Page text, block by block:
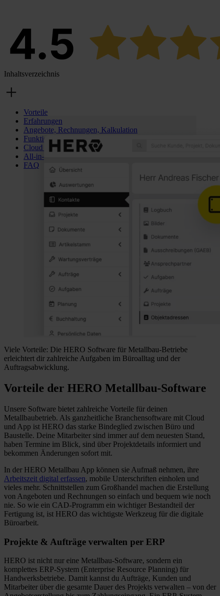
Inhaltsverzeichnis
Vorteile
Erfahrungen
Angebote, Rechnungen, Kalkulation
Funktionen
Cloud & App
All-in-One-Software
FAQ
Viele Vorteile: Die HERO Software für Metallbau-Betriebe
erleichtert dir zahlreiche Aufgaben im Büroalltag und der
Auftragsabwicklung.
Vorteile der HERO Metallbau-Software
Unsere Software bietet zahlreiche Vorteile für deinen
Metallbaubetrieb. Als ganzheitliche Branchensoftware mit Cloud
und App ist HERO das starke Bindeglied zwischen Büro und
Baustelle. Deine Mitarbeiter sind immer auf dem neuesten Stand,
haben Termine im Blick, sind über Projektdetails informiert und
bekommen Änderungen sofort mit.
In der HERO Metallbau App können sie Aufmaß nehmen, ihre
Arbeitszeit digital erfassen, mobile Unterschriften einholen und
vieles mehr. Schnittstellen zum Großhandel machen die Erstellung
von Angeboten und Rechnungen so einfach und bequem wie noch
nie. So wie ein CAD-Programm ein wichtiger Bestandteil der
Fertigung ist, ist HERO das wichtigste Werkzeug für die digitale
Büroarbeit.
Projekte & Aufträge verwalten per ERP
HERO ist nicht nur eine Metallbau-Software, sondern ein
komplettes ERP-System (Enterprise Resource Planning) für
Handwerksbetriebe. Damit kannst du Aufträge, Kunden und
Mitarbeiter über die gesamte Dauer des Projekts verwalten – von der